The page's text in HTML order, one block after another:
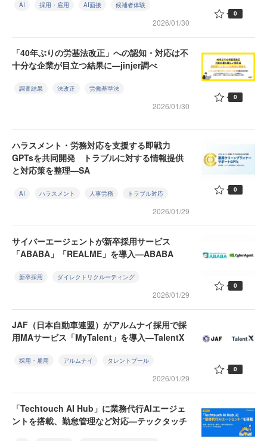
AI 採用・雇用 AI面接 候補者体験
2026/01/30
0
「40年ぶりの労基法改正」への認知・対応は不
十分な企業が目立つ結果に—jinjer調べ
調査結果 法改正 労働基準法
2026/01/30
0
ハラスメント・労務対応を支援する即戦力
GPTsを共同開発 トラブルに対する情報提供
と対応策を整理—SA
AI ハラスメント 人事労務 トラブル対応
2026/01/29
0
サイバーエージェントが新卒採用サービス
「ABABA」「REALME」を導入—ABABA
新卒採用 ダイレクトリクルーティング
2026/01/29
0
JAF（日本自動車連盟）がアルムナイ採用で採
用MAサービス「MyTalent」を導入—TalentX
採用・雇用 アルムナイ タレントプール
2026/01/29
0
「Techtouch AI Hub」に業務代行AIエージェ
ントを搭載、勤怠管理など対応—テックタッチ